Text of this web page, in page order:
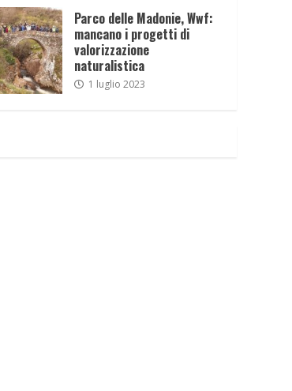
Parco delle Madonie, Wwf:
mancano i progetti di
valorizzazione
naturalistica
1 luglio 2023